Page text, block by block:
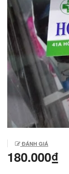
ĐÁNH GIÁ
180.000₫